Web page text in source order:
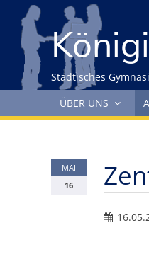
Gleich zum Inhalt der Seite
Städtisches
Navigation
ÜBER UNS
MAI
16